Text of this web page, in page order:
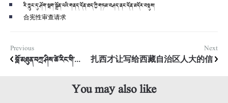
རི་ཀླུང་དུ་ཤོག་སྦག་སྒྲོན་པའི་གནད་དོན་ཐད་ཀྱི་གཏམ་བཤད་ནང་དོན་མདོར་བསྡུས།
合宪性审查请求
Previous
བློ་མཐུན་བཀྲ་ཤིས་ཚེ་རིང་གི་...
Next
扎西才让写给西藏自治区人大的信
You may also like